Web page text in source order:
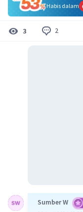
Habis dalam
3 2
Sumber W